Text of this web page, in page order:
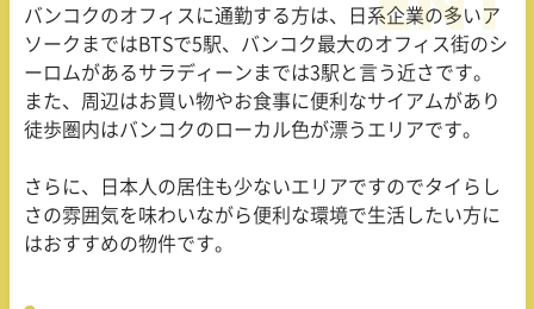
バンコクのオフィスに通勤する方は、日系企業の多いア
ソークまでは BTSで5駅、バンコク最大のオフィス街のシ
ーロムがあるサラディーンまでは3駅と言う近さです。
また、周辺はお買い物やお食事に便利なサイアムがあり
徒歩圏内はバンコクのローカル色が漂うエリアです。
さらに、日本人の居住も少ないエリアですのでタイらし
さの雰囲気を味わいながら便利な環境で生活したい方に
はおすすめの物件です。